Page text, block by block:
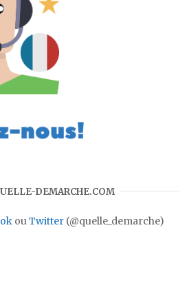
DEMARCHE.COM
ouTwitter (@quelle_demarche)